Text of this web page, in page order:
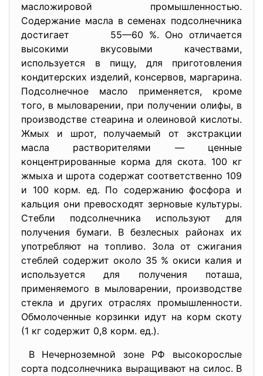
масложировой промышленностью.
Содержание масла в семенах подсолнечника
достигает 55—60 %. Оно отличается
высокими вкусовыми качествами,
используется в пищу, для приготовления
кондитерских изделий, консервов, маргарина.
Подсолнечное масло применяется, кроме
того, в мыловарении, при получении олифы, в
производстве стеарина и олеиновой кислоты.
Жмых и шрот, получаемый от экстракции
масла растворителями — ценные
концентрированные корма для скота. 100 кг
жмыха и шрота содержат соответственно 109
и 100 корм. ед. По содержанию фосфора и
кальция они превосходят зерновые культуры.
Стебли подсолнечника используют для
получения бумаги. В безлесных районах их
употребляют на топливо. Зола от сжигания
стеблей содержит около 35 % окиси калия и
используется для получения поташа,
применяемого в мыловарении, производстве
стекла и других отраслях промышленности.
Обмолоченные корзинки идут на корм скоту
(1 кг содержит 0,8 корм. ед.).
В Нечерноземной зоне РФ высокорослые
сорта подсолнечника выращивают на силос. В